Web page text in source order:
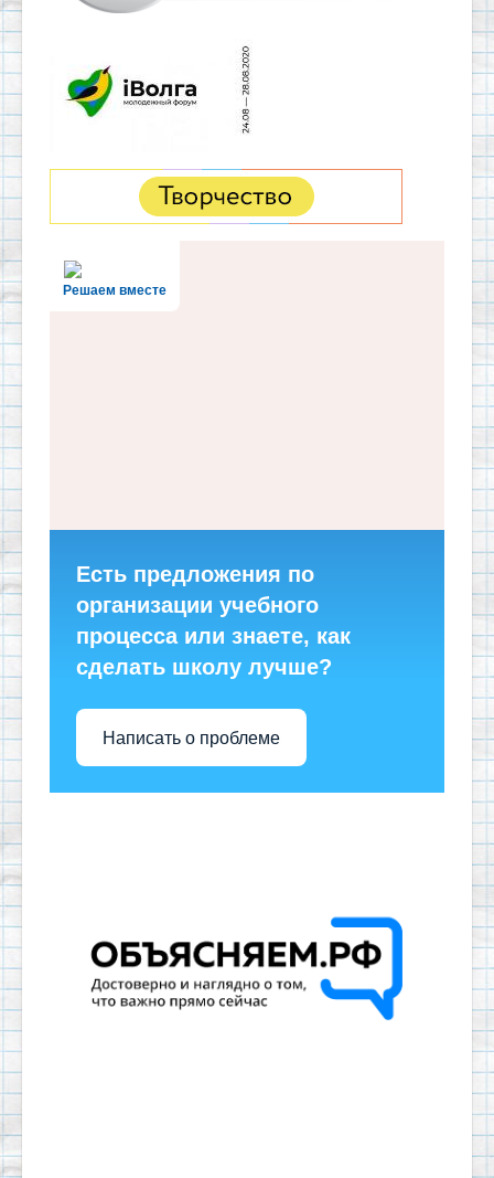
Решаем вместе
Есть предложения по
организации учебного
процесса или знаете, как
сделать школу лучше?
Написать о проблеме